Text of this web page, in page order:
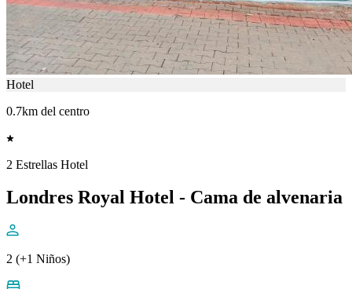
Hotel
0.7km del centro
2 Estrellas Hotel
Londres Royal Hotel - Cama de alvenaria
2 (+1 Niños)